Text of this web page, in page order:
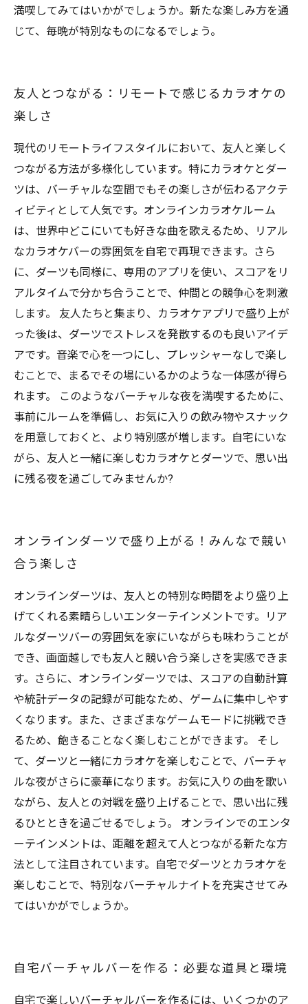
満喫してみてはいかがでしょうか。新たな楽しみ方を通
じて、毎晩が特別なものになるでしょう。
友人とつながる：リモートで感じるカラオケの
楽しさ
現代のリモートライフスタイルにおいて、友人と楽しく
つながる方法が多様化しています。特にカラオケとダー
ツは、バーチャルな空間でもその楽しさが伝わるアクテ
ィビティとして人気です。オンラインカラオケルーム
は、世界中どこにいても好きな曲を歌えるため、リアル
なカラオケバーの雰囲気を自宅で再現できます。さら
に、ダーツも同様に、専用のアプリを使い、スコアをリ
アルタイムで分かち合うことで、仲間との競争心を刺激
します。 友人たちと集まり、カラオケアプリで盛り上が
った後は、ダーツでストレスを発散するのも良いアイデ
アです。音楽で心を一つにし、プレッシャーなしで楽し
むことで、まるでその場にいるかのような一体感が得ら
れます。 このようなバーチャルな夜を満喫するために、
事前にルームを準備し、お気に入りの飲み物やスナック
を用意しておくと、より特別感が増します。自宅にいな
がら、友人と一緒に楽しむカラオケとダーツで、思い出
に残る夜を過ごしてみませんか?
オンラインダーツで盛り上がる！みんなで競い
合う楽しさ
オンラインダーツは、友人との特別な時間をより盛り上
げてくれる素晴らしいエンターテインメントです。リア
ルなダーツバーの雰囲気を家にいながらも味わうことが
でき、画面越しでも友人と競い合う楽しさを実感できま
す。さらに、オンラインダーツでは、スコアの自動計算
や統計データの記録が可能なため、ゲームに集中しやす
くなります。また、さまざまなゲームモードに挑戦でき
るため、飽きることなく楽しむことができます。 そし
て、ダーツと一緒にカラオケを楽しむことで、バーチャ
ルな夜がさらに豪華になります。お気に入りの曲を歌い
ながら、友人との対戦を盛り上げることで、思い出に残
るひとときを過ごせるでしょう。 オンラインでのエンタ
ーテインメントは、距離を超えて人とつながる新たな方
法として注目されています。自宅でダーツとカラオケを
楽しむことで、特別なバーチャルナイトを充実させてみ
てはいかがでしょうか。
自宅バーチャルバーを作る：必要な道具と環境
自宅で楽しいバーチャルバーを作るには、いくつかのア